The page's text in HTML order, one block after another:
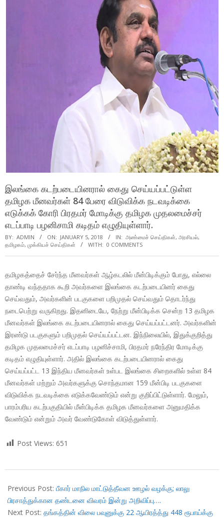
இலங்கை கடற்படையினரால் கைது செய்யப்பட்டுள்ள
தமிழக மீனவர்கள் 84 பேரை விடுவிக்க நடவடிக்கை
எடுக்கக் கோரி பிரதமர் மோடிக்கு தமிழக முதலமைச்சர்
எடப்பாடி பழனிசாமி கடிதம் எழுதியுள்ளார்.
BY: ADMIN ON: JANUARY 5, 2018 IN: அண்மைச் செய்திகள், அரசியல்,
தமிழகம், முக்கியச் செய்திகள் WITH: 0 COMMENTS
தமிழகத்தைச் சேர்ந்த மீனவர்கள் ஆழ்கடலில் மீன்பிடிக்கும் போது, எல்லை
தாண்டி வந்ததாக கூறி அவர்களை இலங்கை கடற்படையினர் கைது
செய்வதும், அவர்களின் படகுகளை பறிமுதல் செய்வதும் தொடர்ந்து
நடைபெற்று வருகிறது. இதனிடையே, நேற்று மீன்பிடிக்க சென்ற 13 தமிழக
மீனவர்கள் இலங்கை கடற்படையினரால் கைது செய்யப்பட்டனர். அவர்களின்
இரண்டு படகுகளும் பறிமுதல் செய்யப்பட்டன. இந்நிலையில், இதுக்குறித்து
தமிழக முதலமைச்சர் எடப்பாடி பழனிச்சாமி, பிரதமர் நரேந்திர மோடிக்கு
கடிதம் எழுதியுள்ளார். அதில் இலங்கை கடற்படையினரால் கைது
செய்யப்பட்ட 13 இந்திய மீனவர்கள் உள்பட இலங்கை சிறைகளில் உள்ள 84
மீனவர்கள் மற்றும் அவர்களுக்கு சொந்தமான 159 மீன்பிடி படகுகளை
விடுவிக்க நடவடிக்கை எடுக்கவேண்டும் என்று குறிப்பிட்டுள்ளார். மேலும்,
பாரம்பரிய கடற்பகுதியில் மீன்பிடிக்க தமிழக மீனவர்களை அனுமதிக்க
வேண்டும் என்றும் அவர் வேண்டுகோள் விடுத்துள்ளார்.
Post Views: 651
01-
05
Previous Post: பீகார் மாநில மாட்டுத்தீவன ஊழல் வழக்கு; லாலு
பிரசாத்துக்கான தண்டனை விவரம் இன்று அறிவிப்பு….
Next Post: தங்கத்தின் விலை பவுனுக்கு 22 ஆயிரத்த்து 448 ரூபாய்க்கு